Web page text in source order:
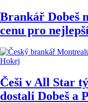
Brankář Dobeš
cenu pro
Hokej
Češi v All Star
dostali Dobeš a